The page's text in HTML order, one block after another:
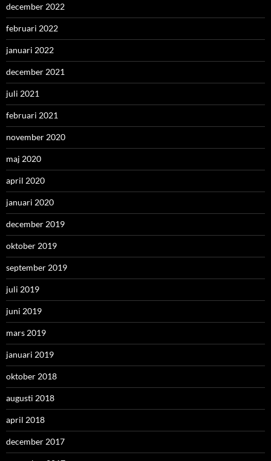
december 2022
februari 2022
januari 2022
december 2021
juli 2021
februari 2021
november 2020
maj 2020
april 2020
januari 2020
december 2019
oktober 2019
september 2019
juli 2019
juni 2019
mars 2019
januari 2019
oktober 2018
augusti 2018
april 2018
december 2017